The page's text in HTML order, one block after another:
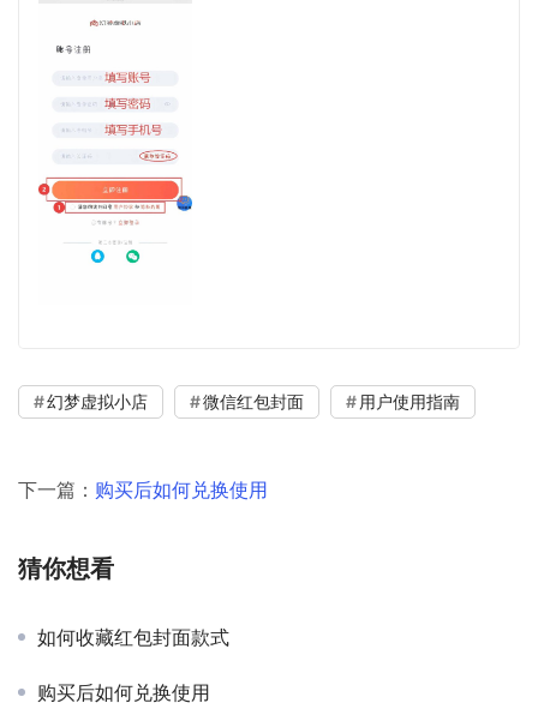
幻梦虚拟小店 微信红包封面 用户使用指南
下一篇： 购买后如何兑换使用
猜你想看
如何收藏红包封面款式
购买后如何兑换使用